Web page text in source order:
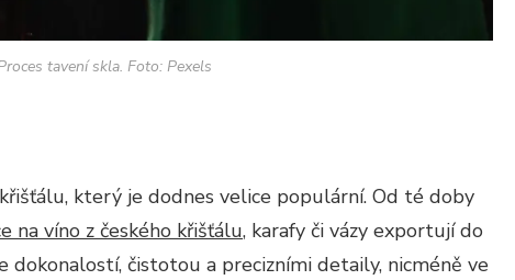
tavení skla. Foto: Pexels
který je dodnes velice populární. Od té doby
na víno z českého křišťálu, karafy či vázy exportují do
dokonalostí, čistotou a precizními detaily, nicméně ve